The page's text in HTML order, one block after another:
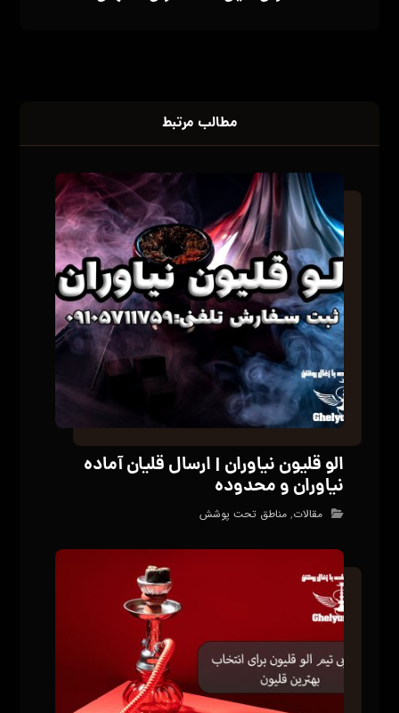
مطالب مرتبط
الو قلیون نیاوران | ارسال قلیان آماده
نیاوران و محدوده
مقالات,مناطق تحت پوشش